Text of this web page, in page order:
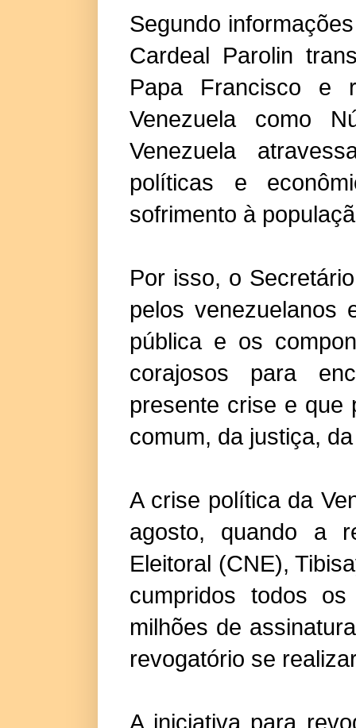
Segundo
Cardeal Parolin
Papa Francisco e
Venezuela como
Venezuela
políticas e
sofrimento à
Por isso, o
pelos venezuelanos
pública e os
corajosos para
presente crise e que
comum, da justiça,
A crise política da
agosto, quando a
Eleitoral (CNE),
cumpridos todos
milhões de
revogatório se
A iniciativa para